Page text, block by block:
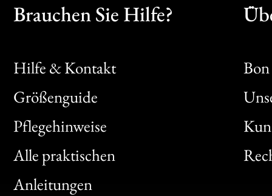
Brauchen Sie Hilfe?
Hilfe & Kontakt
Größenguide
Pflegehinweise
Alle praktischen
Anleitungen
Bon
Clic